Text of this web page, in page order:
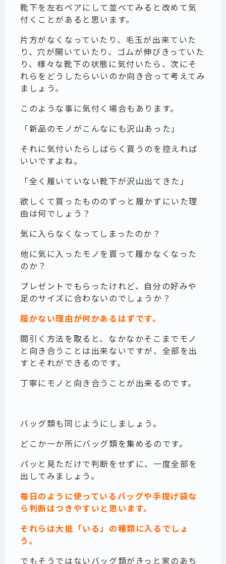
靴下を左右ペアにして並べてみると改めて気
付くことがあると思います。
片方がなくなっていたり、毛玉が出来ていた
り、穴が開いていたり、ゴムが伸びきっていた
り、様々な靴下の状態に気付いたら、次にそ
れらをどうしたらいいのか向き合って考えてみ
ましょう。
このような事に気付く場合もあります。
「新品のモノがこんなにも沢山あった」
それに気付いたらしばらく買うのを控えれば
いいですよね。
「全く履いていない靴下が沢山出てきた」
欲しくて買ったもののずっと履かずにいた理
由は何でしょう？
気に入らなくなってしまったのか？
他に気に入ったモノを買って履かなくなった
のか？
プレゼントでもらったけれど、自分の好みや
足のサイズに合わないのでしょうか？
履かない理由が何かあるはずです。
間引く方法を取ると、なかなかそこまでモノ
と向き合うことは出来ないですが、全部を出
すとそれができるのです。
丁寧にモノと向き合うことが出来るのです。
バッグ類も同じようにしましょう。
どこか一か所にバッグ類を集めるのです。
パッと見ただけで判断をせずに、一度全部を
出してみましょう。
毎日のように使っているバッグや手提げ袋な
ら判断はつきやすいと思います。
それらは大抵「いる」の種類に入るでしょ
う。
でもそうではないバッグ類がきっと家のあち